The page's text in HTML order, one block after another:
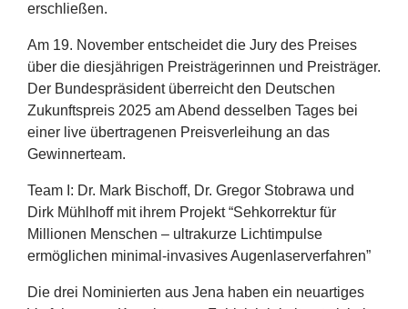
erschließen.
Am 19. November entscheidet die Jury des Preises
über die diesjährigen Preisträgerinnen und Preisträger.
Der Bundespräsident überreicht den Deutschen
Zukunftspreis 2025 am Abend desselben Tages bei
einer live übertragenen Preisverleihung an das
Gewinnerteam.
Team I: Dr. Mark Bischoff, Dr. Gregor Stobrawa und
Dirk Mühlhoff mit ihrem Projekt“Sehkorrektur für
Millionen Menschen – ultrakurze Lichtimpulse
ermöglichen minimal-invasives Augenlaserverfahren”
Die drei Nominierten aus Jena haben ein neuartiges